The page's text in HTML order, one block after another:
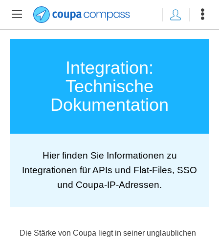
Integration:
Technische
Dokumentation
Hier finden Sie Informationen zu
Integrationen für APIs und Flat-Files, SSO
und Coupa-IP-Adressen.
Die Stärke von Coupa liegt in seiner unglaublichen